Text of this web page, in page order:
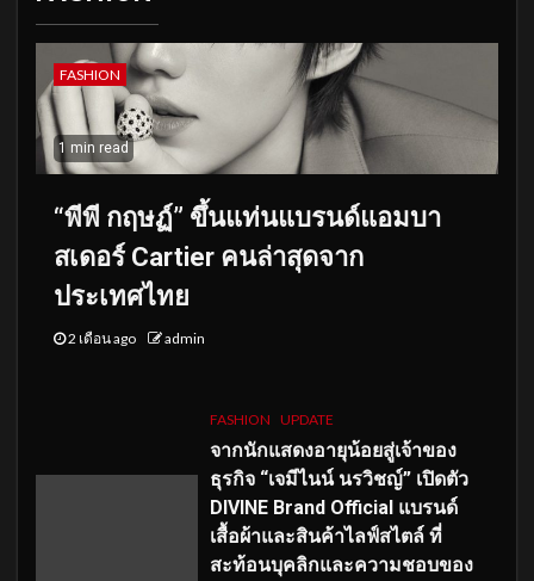
FASHION
1 min read
“พีพี กฤษฏ์” ขึ้นแท่นแบรนด์แอมบา
สเดอร์ Cartier คนล่าสุดจาก
ประเทศไทย
2 เดือน ago admin
FASHION UPDATE
จากนักแสดงอายุน้อยสู่เจ้าของ
ธุรกิจ “เจมีไนน์ นรวิชญ์” เปิดตัว
DIVINE Brand Official แบรนด์
เสื้อผ้าและสินค้าไลฟ์สไตล์ ที่
สะท้อนบุคลิกและความชอบของ